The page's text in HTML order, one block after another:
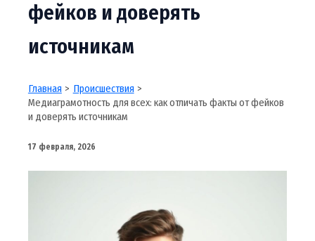
фейков и доверять
источникам
Главная
Происшествия
Медиаграмотность для всех: как отличать факты от фейков
и доверять источникам
17 февраля, 2026